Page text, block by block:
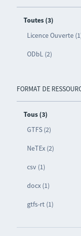
Toutes (3)
Licence Ouverte
ODbL (2)
FORMAT DE
Tous (3)
GTFS (2)
NeTEx (2)
csv (1)
docx (1)
gtfs-rt (1)